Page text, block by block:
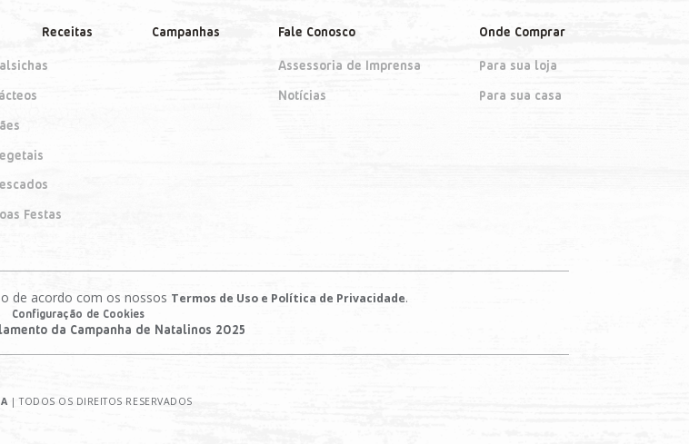
Festas
Receitas Campanhas Fale Conosco
Assessoria de Imprensa
Notícias
Onde Comprar
Para sua loja
Para sua casa
de acordo com os nossos Termos de Uso e Política de Privacidade.
Configuração de Cookies
da Campanha de Natalinos 2025
| TODOS OS DIREITOS RESERVADOS